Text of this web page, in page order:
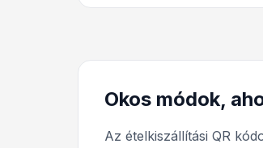
Okos módok,
Az ételkiszállítási QR